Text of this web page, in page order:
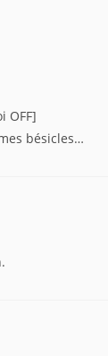
OFF]
bésicles…